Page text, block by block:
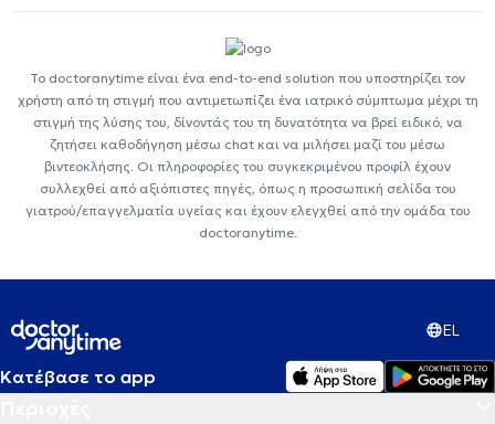
Το doctoranytime είναι ένα end-to-end solution που υποστηρίζει τον
χρήστη από τη στιγμή που αντιμετωπίζει ένα ιατρικό σύμπτωμα μέχρι τη
στιγμή της λύσης του, δίνοντάς του τη δυνατότητα να βρεί ειδικό, να
ζητήσει καθοδήγηση μέσω chat και να μιλήσει μαζί του μέσω
βιντεοκλήσης. Οι πληροφορίες του συγκεκριμένου προφίλ έχουν
συλλεχθεί από αξιόπιστες πηγές, όπως η προσωπική σελίδα του
γιατρού/επαγγελματία υγείας και έχουν ελεγχθεί από την ομάδα του
doctoranytime.
EL
Κατέβασε το app